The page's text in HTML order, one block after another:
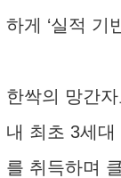
하게 ‘실적 기
한싹의 망간자
내 최초 3세대
를 취득하며